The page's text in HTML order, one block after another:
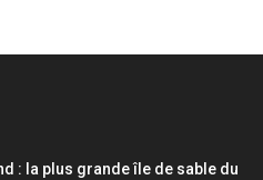
: la plus grande île de sable du